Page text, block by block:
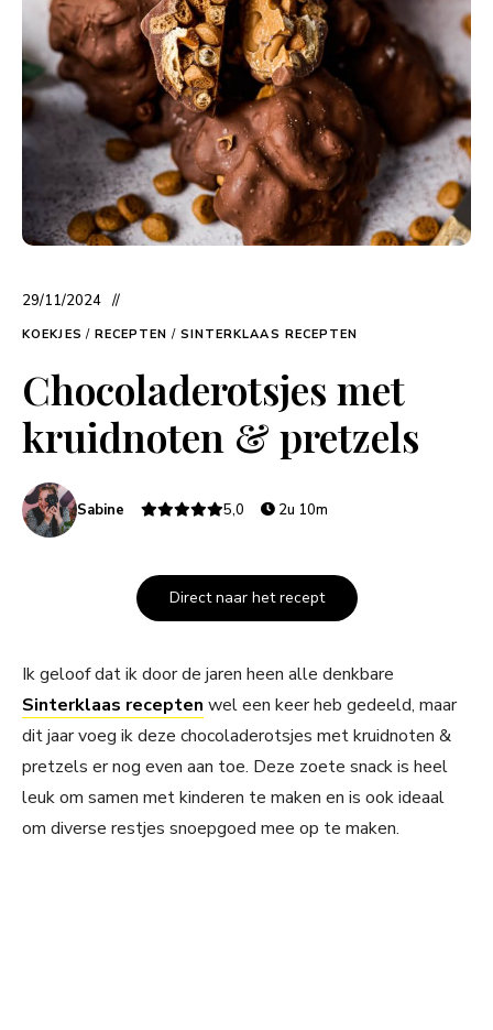
29/11/2024
KOEKJES / RECEPTEN / SINTERKLAAS RECEPTEN
Chocoladerotsjes met
kruidnoten & pretzels
Sabine 5,0 2u 10m
Direct naar het recept
Ik geloof dat ik door de jaren heen alle denkbare
Sinterklaas recepten wel een keer heb gedeeld, maar
dit jaar voeg ik deze chocoladerotsjes met kruidnoten &
pretzels er nog even aan toe. Deze zoete snack is heel
leuk om samen met kinderen te maken en is ook ideaal
om diverse restjes snoepgoed mee op te maken.